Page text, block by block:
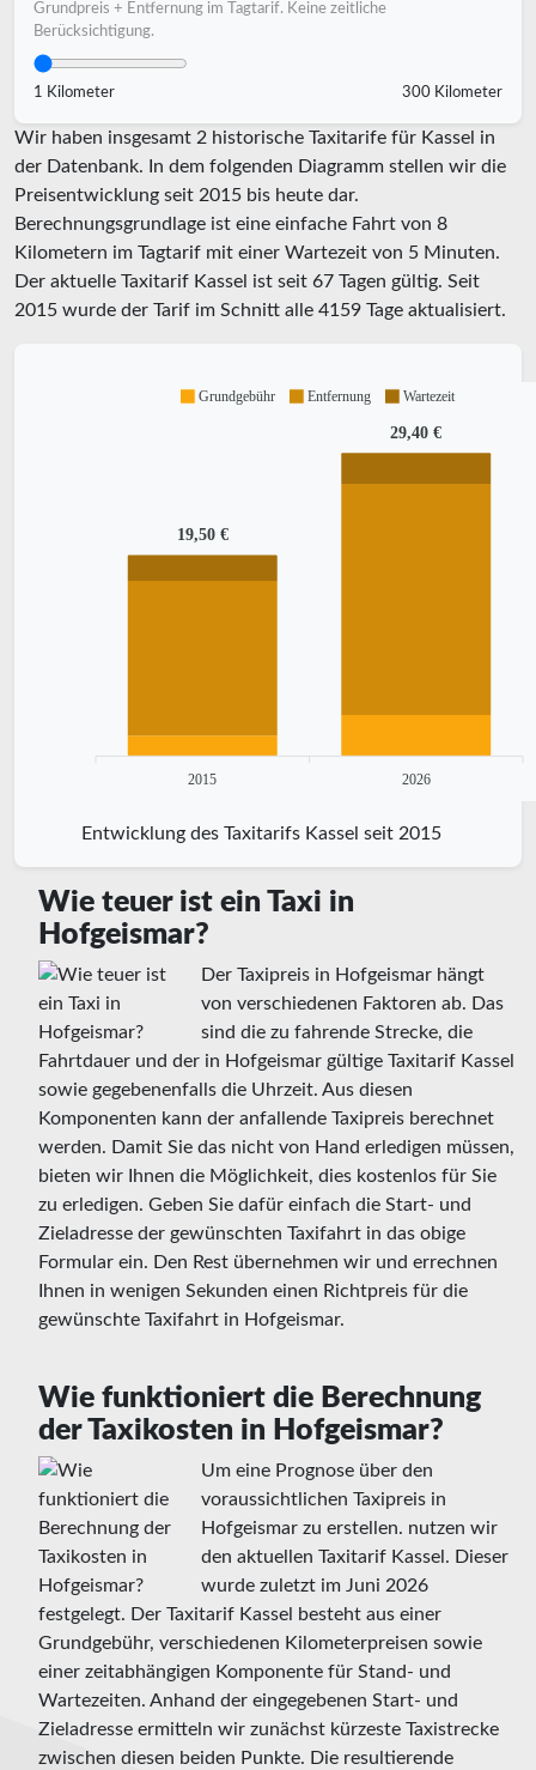
Grundpreis + Entfernung im Tagtarif. Keine zeitliche
Berücksichtigung.
1 Kilometer 300 Kilometer
Wir haben insgesamt 2 historische Taxitarife für Kassel in
der Datenbank. In dem folgenden Diagramm stellen wir die
Preisentwicklung seit 2015 bis heute dar.
Berechnungsgrundlage ist eine einfache Fahrt von 8
Kilometern im Tagtarif mit einer Wartezeit von 5 Minuten.
Der aktuelle Taxitarif Kassel ist seit 67 Tagen gültig. Seit
2015 wurde der Tarif im Schnitt alle 4159 Tage aktualisiert.
19,50 €
29,40 €
2015 2026
Grundgebühr Entfernung Wartezeit
Entwicklung des Taxitarifs Kassel seit 2015
Wie teuer ist ein Taxi in
Hofgeismar?
Der Taxipreis in Hofgeismar hängt
von verschiedenen Faktoren ab. Das
sind die zu fahrende Strecke, die
Fahrtdauer und der in Hofgeismar gültige Taxitarif Kassel
sowie gegebenenfalls die Uhrzeit. Aus diesen
Komponenten kann der anfallende Taxipreis berechnet
werden. Damit Sie das nicht von Hand erledigen müssen,
bieten wir Ihnen die Möglichkeit, dies kostenlos für Sie
zu erledigen. Geben Sie dafür einfach die Start- und
Zieladresse der gewünschten Taxifahrt in das obige
Formular ein. Den Rest übernehmen wir und errechnen
Ihnen in wenigen Sekunden einen Richtpreis für die
gewünschte Taxifahrt in Hofgeismar.
Wie funktioniert die Berechnung
der Taxikosten in Hofgeismar?
Um eine Prognose über den
voraussichtlichen Taxipreis in
Hofgeismar zu erstellen. nutzen wir
den aktuellen Taxitarif Kassel. Dieser
wurde zuletzt im Juni 2026
festgelegt. Der Taxitarif Kassel besteht aus einer
Grundgebühr, verschiedenen Kilometerpreisen sowie
einer zeitabhängigen Komponente für Stand- und
Wartezeiten. Anhand der eingegebenen Start- und
Zieladresse ermitteln wir zunächst kürzeste Taxistrecke
zwischen diesen beiden Punkte. Die resultierende